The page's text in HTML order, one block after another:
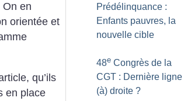
On en
orientée et
qu’ils
en place
Prédélinquance :
Enfants pauvres, la
nouvelle cible
48e Congrès de la
CGT : Dernière ligne
(à) droite ?